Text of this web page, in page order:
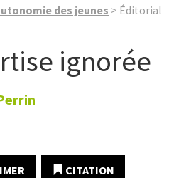
des jeunes > Éditorial
ignorée
CITATION